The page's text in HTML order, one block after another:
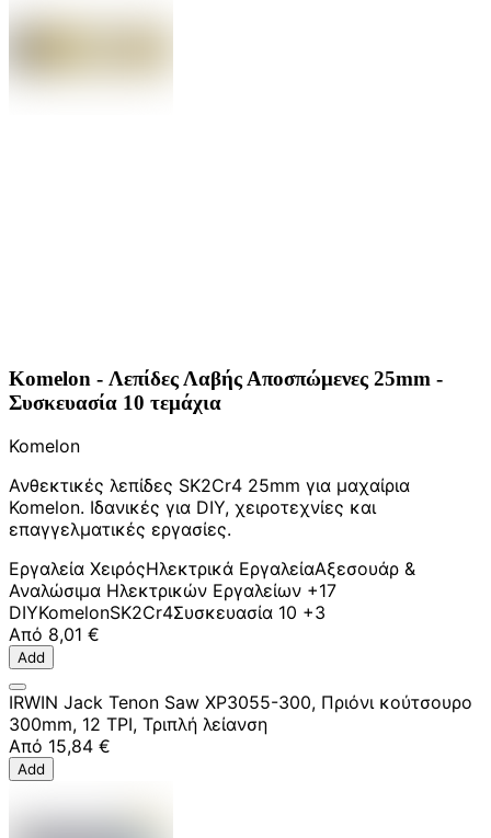
Komelon - Λεπίδες Λαβής Αποσπώμενες 25mm -
Συσκευασία 10 τεμάχια
Komelon
Ανθεκτικές λεπίδες SK2Cr4 25mm για μαχαίρια
Komelon. Ιδανικές για DIY, χειροτεχνίες και
επαγγελματικές εργασίες.
Εργαλεία ΧειρόςΗλεκτρικά ΕργαλείαΑξεσουάρ &
Αναλώσιμα Ηλεκτρικών Εργαλείων +17
DIYKomelonSK2Cr4Συσκευασία 10 +3
Από 8,01 €
Add
IRWIN Jack Tenon Saw XP3055-300, Πριόνι κούτσουρο
300mm, 12 TPI, Τριπλή λείανση
Από 15,84 €
Add